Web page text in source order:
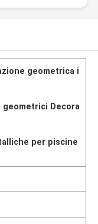
geometrica i
geometrici Decora
per piscine